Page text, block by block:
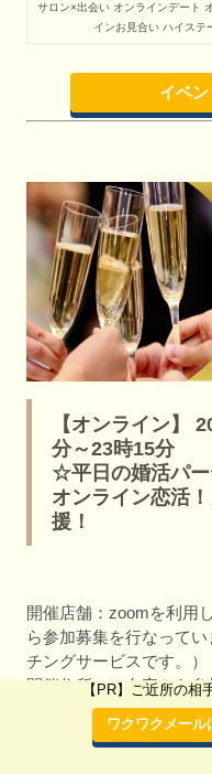
サロン×出会い オンラインデート
インお見合い ハイステ
イベ
【オンライン】
分～23時15分
☆平日の婚活パ
オンライン恋活
援！
開催店舗：zoomを利用
ら参加募集を行なって
チングサービスです。）
開催住所：ご自宅から参
👸 (ほぼ満席♪)
38歳～49歳
【PR】ご近所の相
ワクワクメール